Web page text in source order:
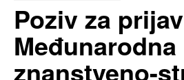
Poziv za
Međunarodna
znanstveno-